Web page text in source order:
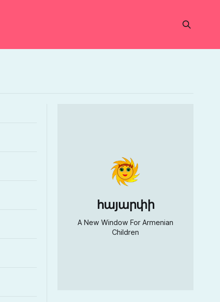
հայարփի
A New Window For Armenian
Children